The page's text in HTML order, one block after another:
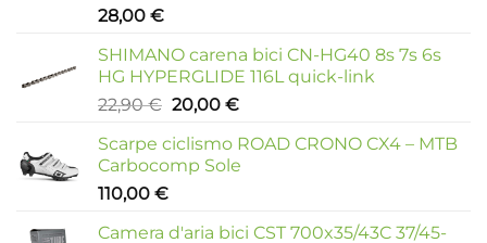
28,00 €
SHIMANO carena bici CN-HG40 8s 7s 6s
HG HYPERGLIDE 116L quick-link
22,90€ Il
originale
era:
20,00 €Il
attuale
è:
Scarpe ciclismo ROAD CRONO CX4 – MTB
Carbocomp Sole
110,00 €
Camera d'aria bici CST 700x35/43C 37/45-